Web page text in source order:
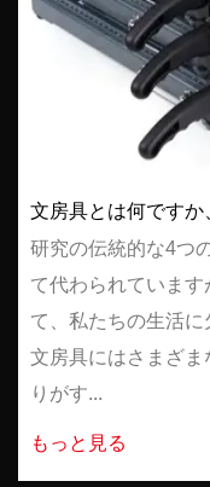
研究の伝統的な4つ
て代わられていま
て、私たちの生活
文房具にはさまざ
りがす...
もっと見る